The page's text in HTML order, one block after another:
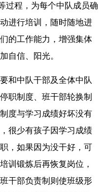
过程，为每个中队成员确
进行培训，随时随地进
的工作能力，增强集体
自信、阳光。
和中队干部及全体中队
职制度、班干部轮换制
度与学习成绩好坏没有
很少有孩子因学习成绩
，如果因为没干好，可
训锻炼后再恢复岗位，
干部负责制则使班级形